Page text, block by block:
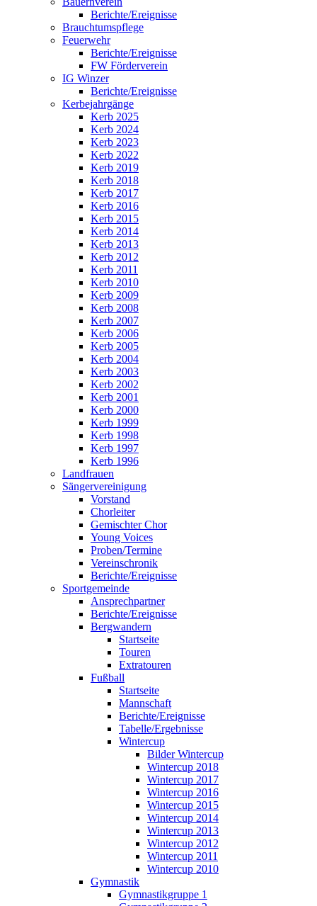
Berichte/Ereignisse
Brauchtumspflege
Feuerwehr
Berichte/Ereignisse
FW Förderverein
IG Winzer
Berichte/Ereignisse
Kerbejahrgänge
Kerb 2025
Kerb 2024
Kerb 2023
Kerb 2022
Kerb 2019
Kerb 2018
Kerb 2017
Kerb 2016
Kerb 2015
Kerb 2014
Kerb 2013
Kerb 2012
Kerb 2011
Kerb 2010
Kerb 2009
Kerb 2008
Kerb 2007
Kerb 2006
Kerb 2005
Kerb 2004
Kerb 2003
Kerb 2002
Kerb 2001
Kerb 2000
Kerb 1999
Kerb 1998
Kerb 1997
Kerb 1996
Landfrauen
Sängervereinigung
Vorstand
Chorleiter
Gemischter Chor
Young Voices
Proben/Termine
Vereinschronik
Berichte/Ereignisse
Sportgemeinde
Ansprechpartner
Berichte/Ereignisse
Bergwandern
Startseite
Touren
Extratouren
Fußball
Startseite
Mannschaft
Berichte/Ereignisse
Tabelle/Ergebnisse
Wintercup
Bilder Wintercup
Wintercup 2018
Wintercup 2017
Wintercup 2016
Wintercup 2015
Wintercup 2014
Wintercup 2013
Wintercup 2012
Wintercup 2011
Wintercup 2010
Gymnastik
Gymnastikgruppe 1